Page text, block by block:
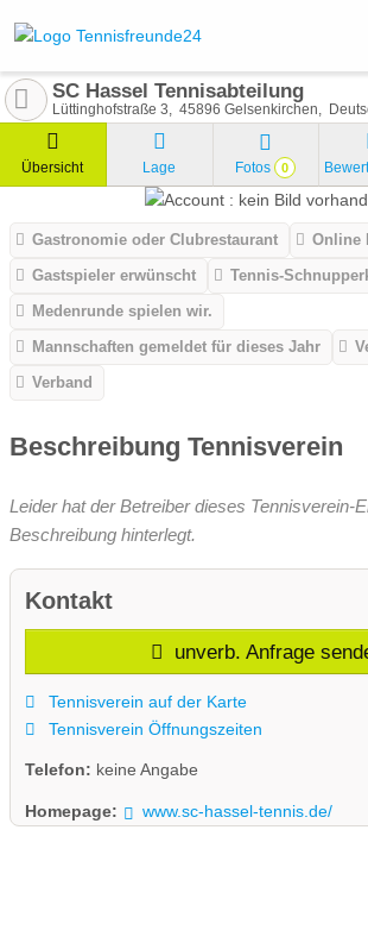
SC Hassel Tennisabteilung
Lüttinghofstraße 3 45896 Gelsenkirchen
Übersicht Lage Fotos 0
Gastronomie oder Clubrestaurant
Online
Gastspieler erwünscht
Tennis-
Medenrunde spielen wir.
Mannschaften gemeldet für dieses Jahr
Verband
Beschreibung Tennisverein
Leider hat der Betreiber dieses Tennisverein-
Beschreibung hinterlegt.
Kontakt
unverb. Anfrage
Tennisverein auf der Karte
Tennisverein Öffnungszeiten
Telefon: keine Angabe
Homepage: www.sc-hassel-tennis.de/